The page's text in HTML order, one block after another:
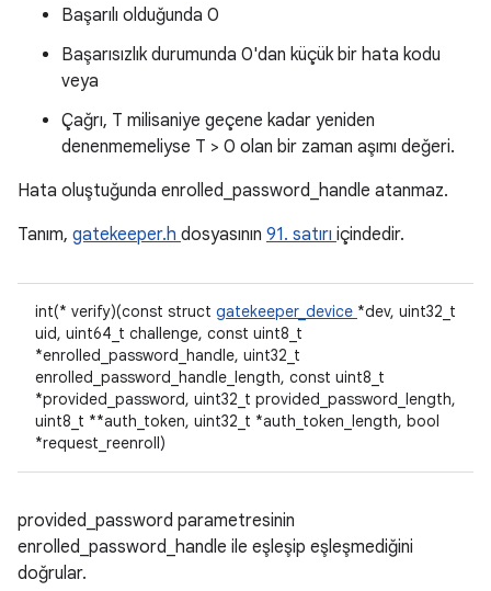
Başarılı olduğunda 0
Başarısızlık durumunda 0'dan küçük bir hata kodu
veya
Çağrı, T milisaniye geçene kadar yeniden
denenmemeliyse T > 0 olan bir zaman aşımı değeri.
Hata oluştuğunda enrolled_password_handle atanmaz.
Tanım, gatekeeper.h dosyasının 91. satırı içindedir.
int(* verify)(const struct gatekeeper_device *dev, uint32_t
uid, uint64_t challenge, const uint8_t
*enrolled_password_handle, uint32_t
enrolled_password_handle_length, const uint8_t
*provided_password, uint32_t provided_password_length,
uint8_t **auth_token, uint32_t *auth_token_length, bool
*request_reenroll)
provided_password parametresinin
enrolled_password_handle ile eşleşip eşleşmediğini
doğrular.